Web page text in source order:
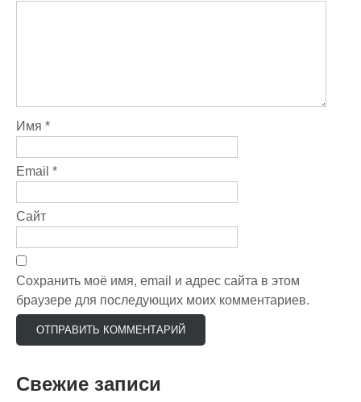
Имя *
Email *
Сайт
Сохранить моё имя, email и адрес сайта в этом
браузере для последующих моих комментариев.
Свежие записи